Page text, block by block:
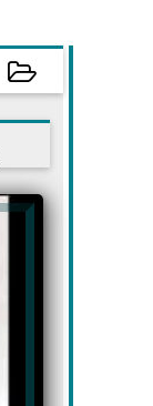
2021-11-06 15:41:57